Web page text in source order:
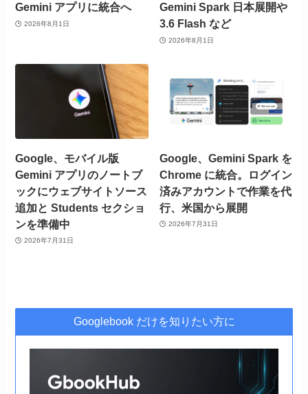
Gemini アプリに統合へ
2026年8月1日
Gemini Spark 日本展開や
3.6 Flash など
2026年8月1日
Google、モバイル版
Gemini アプリのノートブ
ックにウェブサイトソース
追加と Students セクショ
ンを準備中
2026年7月31日
Google、Gemini Spark を
Chrome に統合。ログイン
済みアカウントで作業を代
行、米国から展開
2026年7月31日
Googlebook だけを知りたい方に